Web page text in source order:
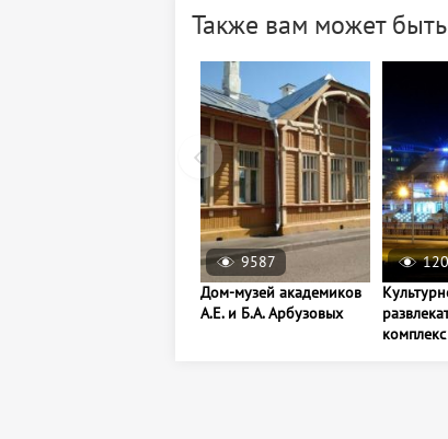
Также вам может
9587
Дом-музей академиков
А.Е. и Б.А. Арбузовых